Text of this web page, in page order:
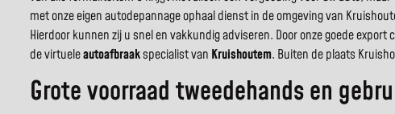
met onze eigen autodepannage ophaal dienst in de omgeving van
Hierdoor kunnen zij u snel en vakkundig adviseren. Door onze goede
de virtueleautoafbraakspecialist van Kruishoutem. Buiten de plaats
Grote voorraad tweedehands en